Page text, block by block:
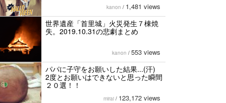
kanon / 1,481 views
世界遺産「首里城」火災発生７棟焼
失。2019.10.31の悲劇まとめ
kanon / 553 views
パパに子守をお願いした結果...(汗)
2度とお願いはできないと思った瞬間
２０選！！
mirai / 123,172 views